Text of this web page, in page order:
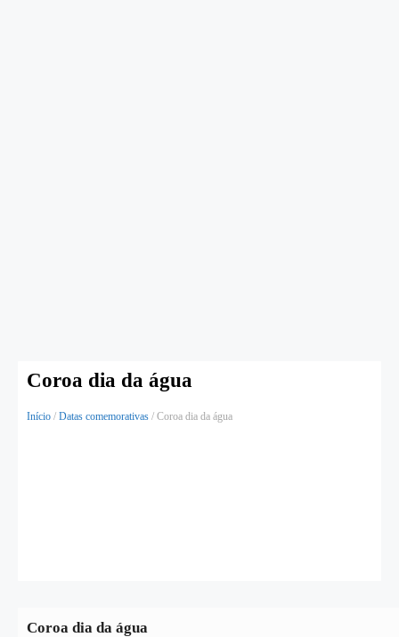
Coroa dia da água
Início / Datas comemorativas / Coroa dia da água
Coroa dia da água